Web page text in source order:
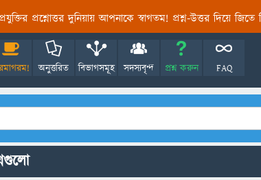
প্রশ্নোত্তর দুনিয়ায় আপনাকে স্বাগতম! প্রশ্ন-উত্তর দিয়ে জিতে
অনুত্তরিত বিভাগসমূহ সদস্যবৃন্দ প্রশ্ন করুন FAQ